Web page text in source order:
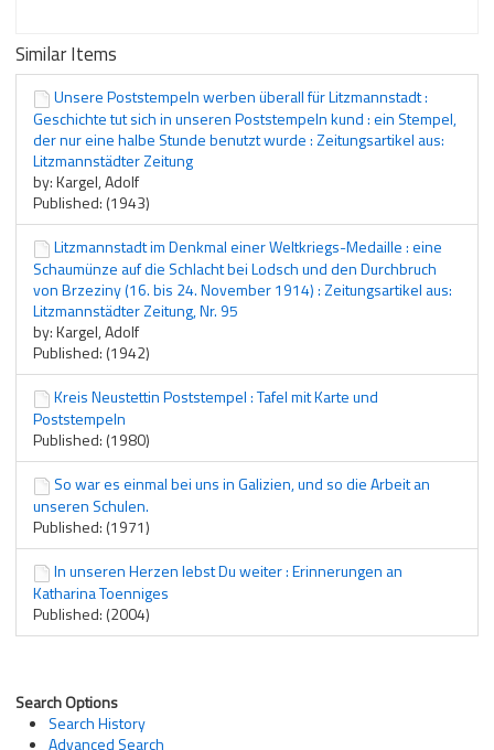
Similar Items
Unsere Poststempeln werben überall für Litzmannstadt :
Geschichte tut sich in unseren Poststempeln kund : ein Stempel,
der nur eine halbe Stunde benutzt wurde : Zeitungsartikel aus:
Litzmannstädter Zeitung
by: Kargel, Adolf
Published: (1943)
Litzmannstadt im Denkmal einer Weltkriegs-Medaille : eine
Schaumünze auf die Schlacht bei Lodsch und den Durchbruch
von Brzeziny (16. bis 24. November 1914) : Zeitungsartikel aus:
Litzmannstädter Zeitung, Nr. 95
by: Kargel, Adolf
Published: (1942)
Kreis Neustettin Poststempel : Tafel mit Karte und
Poststempeln
Published: (1980)
So war es einmal bei uns in Galizien, und so die Arbeit an
unseren Schulen.
Published: (1971)
In unseren Herzen lebst Du weiter : Erinnerungen an
Katharina Toenniges
Published: (2004)
Search Options
Search History
Advanced Search